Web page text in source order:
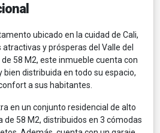
ubicado en la cuidad de Cali,
y prósperas del Valle del
58 M2, este inmueble cuenta con
bien distribuida en todo su espacio,
a sus habitantes.
en un conjunto residencial de alto
de 58 M2, distribuidos en 3 cómodas